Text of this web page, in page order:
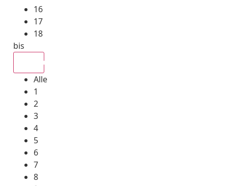
16
17
18
bis
Alle
1
2
3
4
5
6
7
8